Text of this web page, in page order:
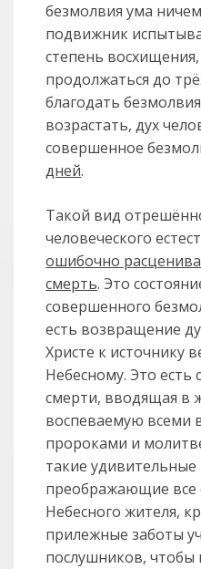
безмолвия ума
подвижник
степень
продолжаться до
благодать
возрастать, дух
совершенное
дней.
Такой вид
человеческого
ошибочно
смерть. Это
совершенного
есть возвращение
Христе к источнику
Небесному. Это есть
смерти, вводящая в
воспеваемую всеми
пророками и
такие удивительные
преображающие все
Небесного жителя,
прилежные заботы
послушников,